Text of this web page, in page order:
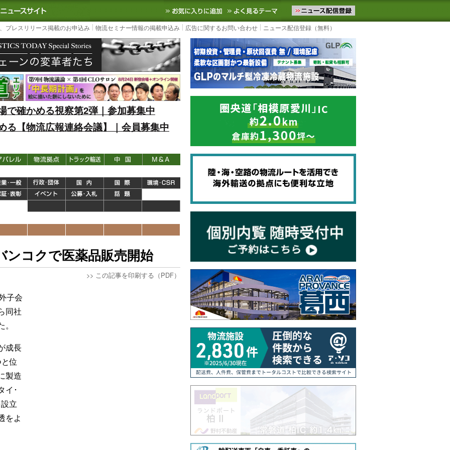
｜国内最大の物流ニュースサイト3PL, SCMなど国内外の最新の物流ニュースをお届けします。物流ニュースメール配信を登録す
お気に入りに追加 よく見るテーマ
プレスリリース掲載のお申込み 物流セミナー情報の掲載申込み 広告に関するお問い合わせ ニュース配信登録（無料）
で確かめる視察第2弾｜参加募集中
る【物流広報連絡会議】｜会員募集中
ンコクで医薬品販売開始
>> この記事を印刷する（PDF）
子会
同社
成長
位
製造
イ･
立
をよ